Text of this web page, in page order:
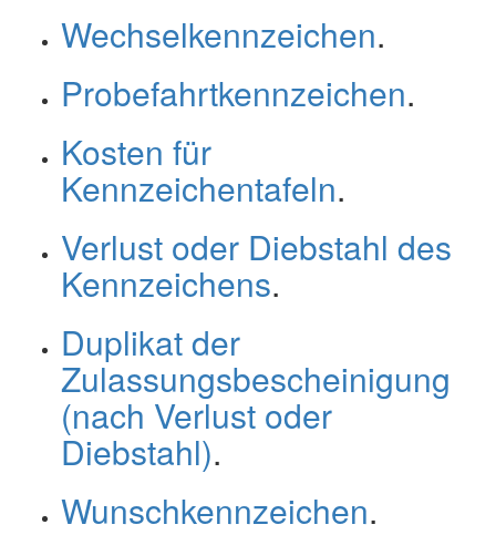
Wechselkennzeichen.
Probefahrtkennzeichen.
Kosten für
Kennzeichentafeln.
Verlust oder Diebstahl des
Kennzeichens.
Duplikat der
Zulassungsbescheinigung
(nach Verlust oder
Diebstahl).
Wunschkennzeichen.